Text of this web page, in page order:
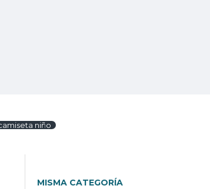
niño
MISMA CATEGORÍA